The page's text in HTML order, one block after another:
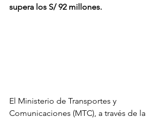
supera los S/ 92 millones.
El Ministerio de Transportes y
Comunicaciones (MTC), a través de la